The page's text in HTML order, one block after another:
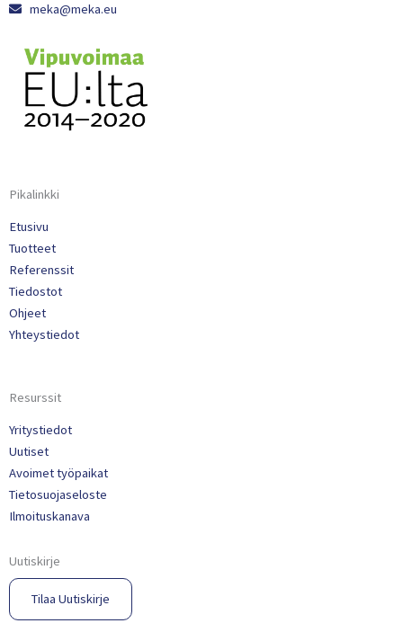
meka@meka.eu
Pikalinkki
Etusivu
Tuotteet
Referenssit
Tiedostot
Ohjeet
Yhteystiedot
Resurssit
Yritystiedot
Uutiset
Avoimet työpaikat
Tietosuojaseloste
Ilmoituskanava
Uutiskirje
Tilaa Uutiskirje​